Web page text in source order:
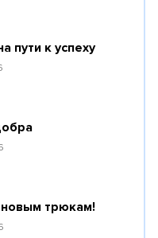
пути к успеху
трюкам!